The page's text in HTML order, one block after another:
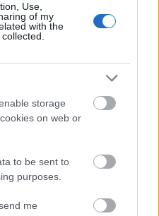
Use,
of my
with the
storage
on web or
to be sent to
purposes.
me
nem jellemző, kivéve
sem vagyok
van, a technik
számban nyilván a
illetve a hatóművek
és sárga.